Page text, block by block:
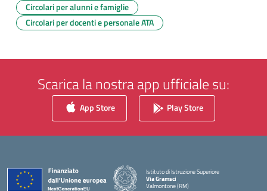
Circolari per alunni e famiglie
Circolari per docenti e personale ATA
Scarica la nostra app ufficiale su:
App Store Play Store
Istituto di Istruzione Superiore
Via Gramsci
Valmontone (RM)